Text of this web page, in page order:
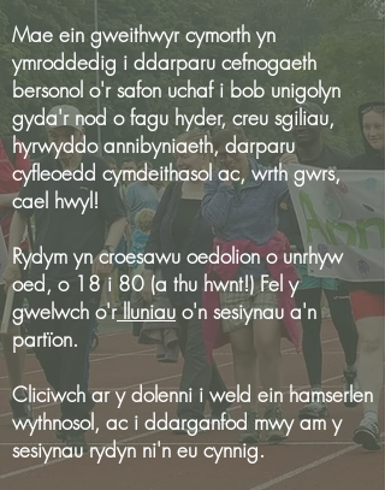
Mae ein gweithwyr cymorth yn
ymroddedig i ddarparu cefnogaeth
bersonol o'r safon uchaf i bob unigolyn
gyda'r nod o fagu hyder, creu sgiliau,
hyrwyddo annibyniaeth, darparu
cyfleoedd cymdeithasol ac, wrth gwrs,
cael hwyl!
Rydym yn croesawu oedolion o unrhyw
oed, o 18 i 80 (a thu hwnt!) Fel y
gwelwch o'rlluniau o'n sesiynau a'n
partïon.
Cliciwch ar y dolenni i weld ein hamserlen
wythnosol, ac i ddarganfod mwy am y
sesiynau rydyn ni'n eu cynnig.